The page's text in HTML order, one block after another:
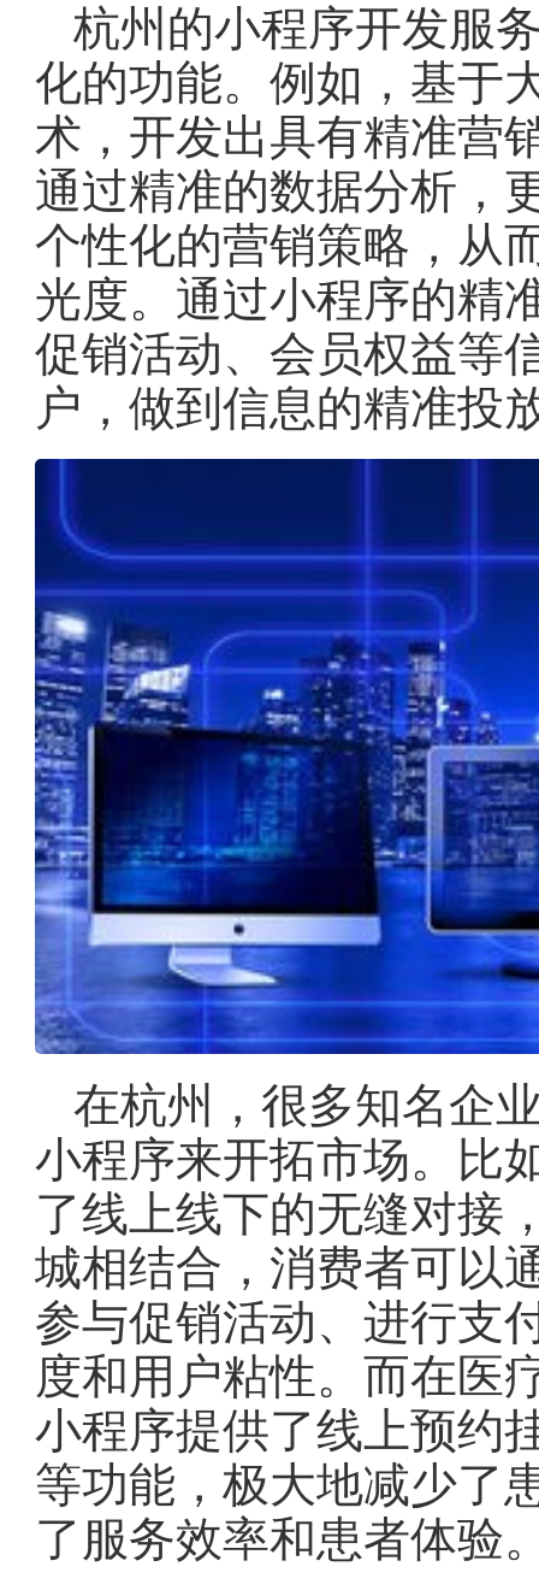
杭州的小程序开发服
化的功能。例如，基于
术，开发出具有精准营
通过精准的数据分析，
个性化的营销策略，从
光度。通过小程序的精
促销活动、会员权益等
户，做到信息的精准投
在杭州，很多知名企
小程序来开拓市场。比
了线上线下的无缝对接
城相结合，消费者可以
参与促销活动、进行支
度和用户粘性。而在医
小程序提供了线上预约
等功能，极大地减少了
了服务效率和患者体验